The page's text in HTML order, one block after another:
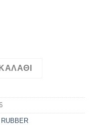
25-35) ποσότητα